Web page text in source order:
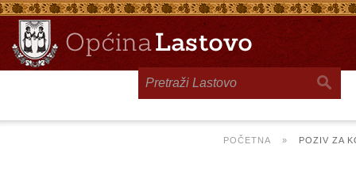
POČETNA » POZIV ZA